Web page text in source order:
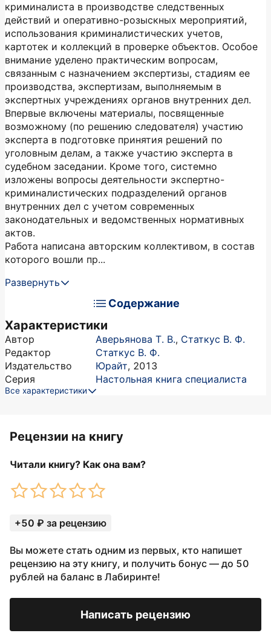
криминалиста в производстве следственных
действий и оперативно-розыскных мероприятий,
использования криминалистических учетов,
картотек и коллекций в проверке объектов. Особое
внимание уделено практическим вопросам,
связанным с назначением экспертизы, стадиям ее
производства, экспертизам, выполняемым в
экспертных учреждениях органов внутренних дел.
Впервые включены материалы, посвященные
возможному (по решению следователя) участию
эксперта в подготовке принятия решений по
уголовным делам, а также участию эксперта в
судебном заседании. Кроме того, системно
изложены вопросы деятельности экспертно-
криминалистических подразделений органов
внутренних дел с учетом современных
законодательных и ведомственных нормативных
актов.
Работа написана авторским коллективом, в состав
которого вошли пр...
Развернуть
Содержание
Характеристики
Автор Аверьянова Т. В., Статкус В. Ф.
Редактор
Статкус В. Ф.
Издательство
Юрайт, 2013
Серия
Настольная книга специалиста
Все характеристики
Рецензии на книгу
Читали книгу? Как она вам?
+50 ₽ за рецензию
Вы можете стать одним из первых, кто напишет
рецензию на эту книгу, и получить бонус — до 50
рублей на баланс в Лабиринте!
Написать рецензию